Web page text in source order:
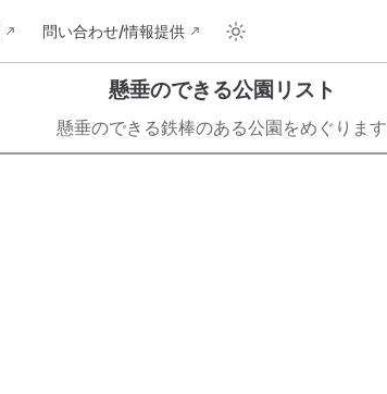
問い合わせ/情報提供
懸垂のできる公園リスト
懸垂のできる鉄棒のある公園をめぐります